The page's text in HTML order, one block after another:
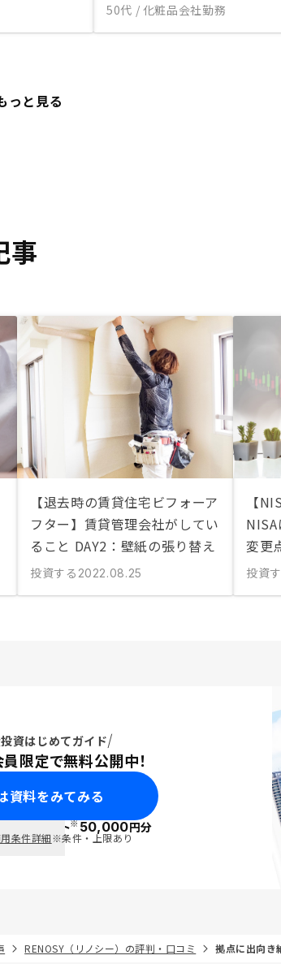
50代 / 化粧品会社勤務
っと見る
事
【退去時の賃貸住宅ビフォーア
フター】賃貸管理会社がしてい
ること DAY2：壁紙の張り替え
投資する 2022.08.25
【
変更
投資
資はじめてガイド
限定で無料公開中！
資料をみてみる
ポイント※50,000円分
条件詳細※条件・上限あり
RENOSY（リノシー）の評判・口コミ 拠点に出向き